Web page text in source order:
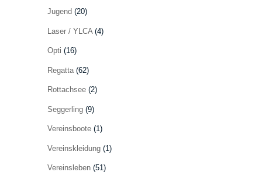
Jugend (20)
Laser / YLCA(4)
Opti (16)
Regatta(62)
Rottachsee(2)
Seggerling(9)
Vereinsboote(1)
Vereinskleidung(1)
Vereinsleben(51)